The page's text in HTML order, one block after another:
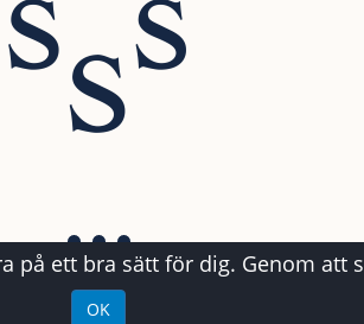
på ett bra sätt för dig. Genom